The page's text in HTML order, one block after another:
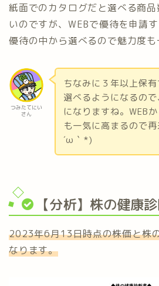
紙面でのカタログだと選べる商
いのですが、WEBで優待を申請
優待の中から選べるので魅力度も
つみたてにい
さん
ちなみに３年以上保
選べるようになるの
になりますね。WEB
も一気に高まるので
´ω｀*)
【分析】株の健康
2023年6月13日時点の株価と株
なります。